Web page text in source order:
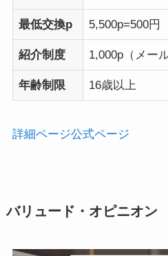
最低交換p 5,500p=500円
紹介制度 1,000p（メー
年齢制限 16歳以上
詳細ページ公式ページ
バリュード・オピニオン